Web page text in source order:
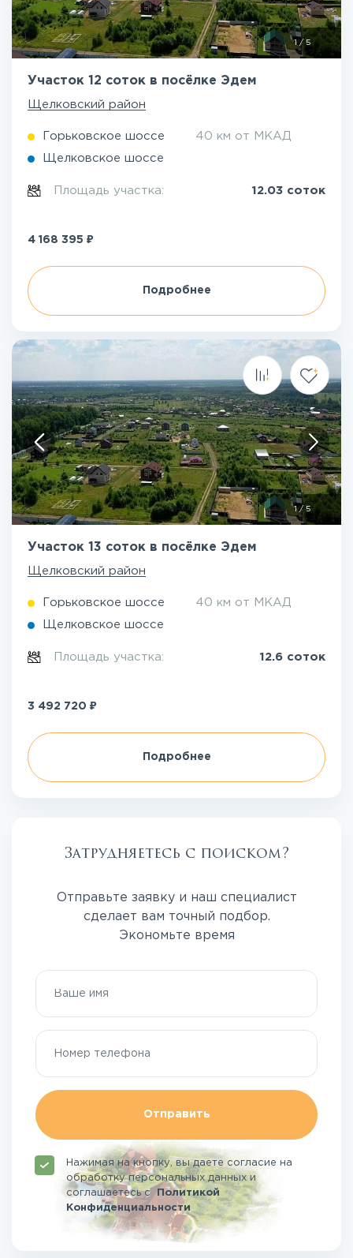
1/5
Участок 12 соток в посёлке Эдем
Щелковский район
Горьковское шоссе 40 км от МКАД
Щелковское шоссе
Площадь участка: 12.03 соток
4 168 395 ₽
Подробнее
1/ 5
Участок 13 соток в посёлке Эдем
Щелковский район
Горьковское шоссе 40 км от МКАД
Щелковское шоссе
Площадь участка: 12.6 соток
3 492 720 ₽
Подробнее
Затрудняетесь с поиском?
Отправьте заявку и наш специалист
сделает вам точный подбор.
Экономьте время
Отправить
Нажимая на кнопку, вы даете согласие на
обработку персональных данных и
соглашаетесьсПолитикой
Конфиденциальности